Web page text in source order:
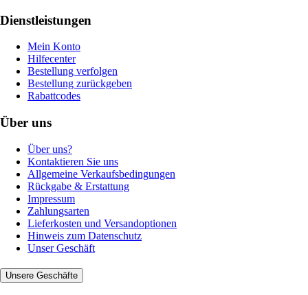
Dienstleistungen
Mein Konto
Hilfecenter
Bestellung verfolgen
Bestellung zurückgeben
Rabattcodes
Über uns
Über uns?
Kontaktieren Sie uns
Allgemeine Verkaufsbedingungen
Rückgabe & Erstattung
Impressum
Zahlungsarten
Lieferkosten und Versandoptionen
Hinweis zum Datenschutz
Unser Geschäft
Unsere Geschäfte